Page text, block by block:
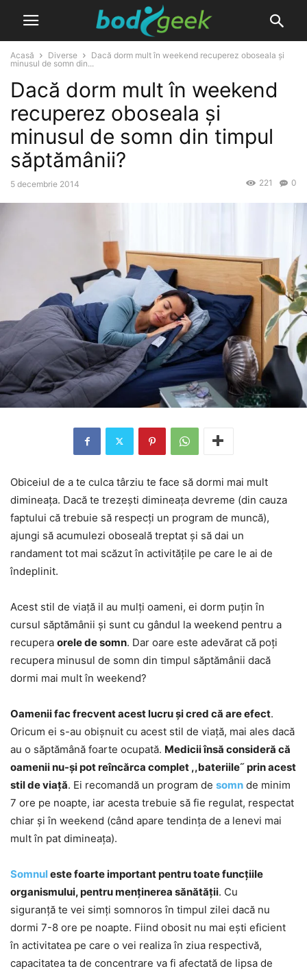
Acasă Diverse
Dacă dorm mult în weekend recuperez oboseala și
minusul de somn din...
Dacă dorm mult în weekend
recuperez oboseala și
minusul de somn din timpul
săptămânii?
5 decembrie 2014 0
221
Obiceiul de a te culca târziu te face să dormi mai mult
dimineața. Dacă te trezești dimineața devreme (din cauza
faptului că trebuie să respecți un program de muncă),
ajungi să acumulezi oboseală treptat și să dai un
randament tot mai scăzut în activitățile pe care le ai de
îndeplinit.
Acest stil de viață il au mulți oameni, ei dorm puțin în
cursul săptămânii și sunt cu gândul la weekend pentru a
recupera orele de somn. Dar oare este adevărat că poți
recupera minusul de somn din timpul săptămânii dacă
dormi mai mult în weekend?
Oamenii fac frecvent acest lucru și cred că are efect.
Oricum ei s-au obișnuit cu acest stil de viață, mai ales dacă
au o săptămână foarte ocupată. Medicii însă consideră că
oamenii nu-și pot reîncărca complet ,,bateriile˝ prin acest
stil de viață. Ei recomandă un program de somn de minim
7 ore pe noapte, iar acesta trebuie să fie regulat, respectat
chiar și în weekend (când apare tendința de a lenevi mai
mult în pat dimineața).
Somnuleste foarte important pentru toate funcțiile
organismului, pentru menținerea sănătății. Cu
siguranță te vei simți somnoros în timpul zilei dacă nu
dormi 7-8 ore pe noapte. Fiind obosit nu mai ești eficient
în activitatea pe care o vei realiza în ziua respectivă,
capacitatea ta de concentrare va fi afectată de lipsa de